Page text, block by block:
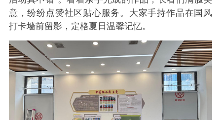
意，纷纷点赞社区贴心服务。大家手持作品在国风
打卡墙前留影，定格夏日温馨记忆。